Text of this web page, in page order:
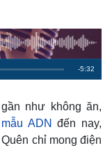
R
m
-5:32
như không ăn,
ADN đến nay,
chỉ mong điện